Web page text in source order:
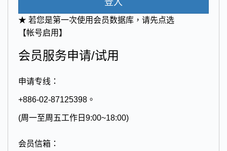
★ 若您是第一次使用会员数据库，请先点选
【帐号启用】
会员服务申请/试用
申请专线：
+886-02-87125398。
(周一至周五工作日9:00~18:00)
会员信箱：